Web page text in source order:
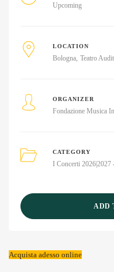
Upcoming
LOCATION
Bologna Teatro
ORGANIZER
Fondazione Musica
CATEGORY
I Concerti 2026|2027
ADD
Acquista adesso online